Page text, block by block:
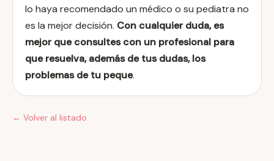
lo haya recomendado un médico o su pediatra no
es la mejor decisión. Con cualquier duda, es
mejor que consultes con un profesional para
que resuelva, además de tus dudas, los
problemas de tu peque.
← Volver al listado